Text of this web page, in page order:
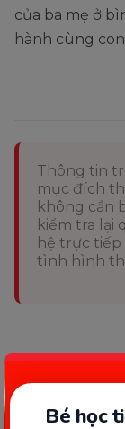
Bé học
của ba mẹ ở
hành cùng
Thông tin
mục đích
không cần
kiểm tra lại
hệ trực tiếp
tình hình